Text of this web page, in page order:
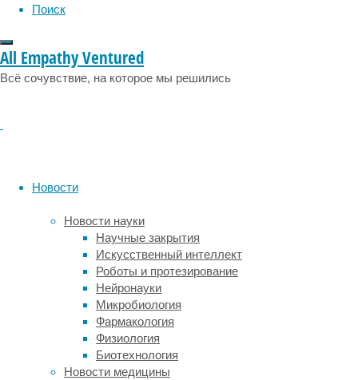
Поиск
All Empathy Ventured
Всё сочувствие, на которое мы решились
Новости
Новости науки
Научные закрытия
Искусственный интеллект
Роботы и протезирование
Нейронауки
Микробиология
Фармакология
Физиология
Биотехнология
Новости медицины
непридуманные
истории,
о
как
несмотря
на
ограничения,
связанные
болезнью,
ему
удается
учиться,